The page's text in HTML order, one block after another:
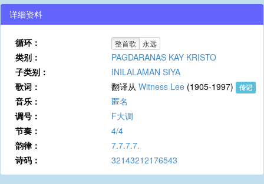
详细资料
循环： 整首歌 永远
类别：
PAGDARANAS KAY KRISTO
子类别：
INILALAMAN SIYA
歌词：
翻译从 Witness Lee (1905-1997) 传记
音乐：
匿名
调号：
F大调
节奏：
4/4
韵律：
7.7.7.7.
诗码：
32143212176543